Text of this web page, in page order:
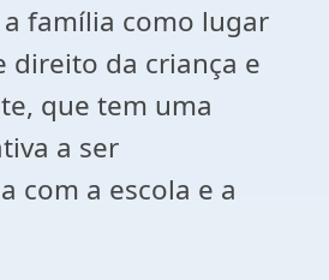
família como lugar
direito da criança e
que tem uma
a ser
com a escola e a